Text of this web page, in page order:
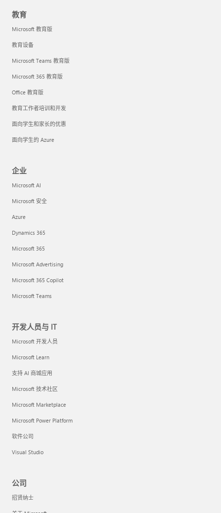
教育
Microsoft 教育版
教育设备
Microsoft Teams 教育版
Microsoft 365 教育版
Office 教育版
教育工作者培训和开发
面向学生和家长的优惠
面向学生的 Azure
企业
Microsoft AI
Microsoft 安全
Azure
Dynamics 365
Microsoft 365
Microsoft Advertising
Microsoft 365 Copilot
Microsoft Teams
开发人员与 IT
Microsoft 开发人员
Microsoft Learn
支持 AI 商城应用
Microsoft 技术社区
Microsoft Marketplace
Microsoft Power Platform
软件公司
Visual Studio
公司
招贤纳士